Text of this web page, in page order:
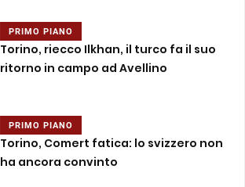
PRIMO PIANO
Torino, riecco Ilkhan, il turco fa il suo
ritorno in campo ad Avellino
PRIMO PIANO
Torino, Comert fatica: lo svizzero non
ha ancora convinto